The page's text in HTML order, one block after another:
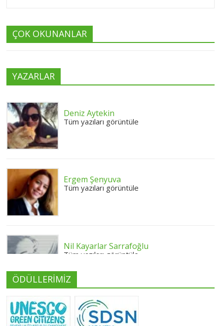
ÇOK OKUNANLAR
YAZARLAR
Deniz Aytekin
Tüm yazıları görüntüle
Ergem Şenyuva
Tüm yazıları görüntüle
Nil Kayarlar Sarrafoğlu
Tüm yazıları görüntüle
Yeliz Yılmaz
Tüm yazıları görüntüle
ÖDÜLLERİMİZ